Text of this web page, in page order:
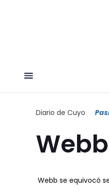
Diario de Cuyo
Webb se equivocó